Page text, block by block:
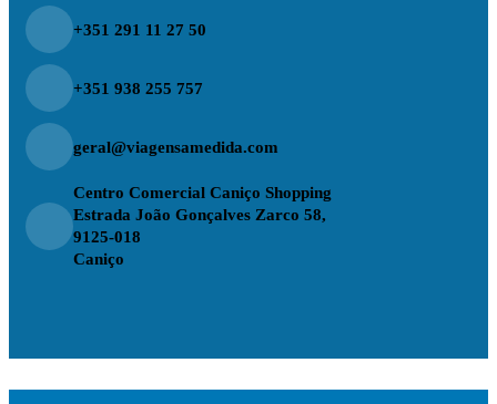
+351 291 11 27 50
+351 938 255 757
geral@viagensamedida.com
Centro Comercial Caniço Shopping
Estrada João Gonçalves Zarco 58,
9125-018
Caniço